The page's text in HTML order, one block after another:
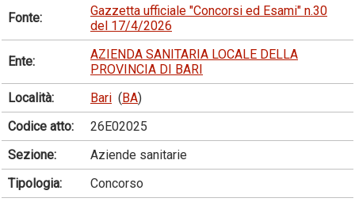
Fonte:
Gazzetta ufficiale "Concorsi ed Esami" n.30
del 17/4/2026
Ente:
AZIENDA SANITARIA LOCALE DELLA
PROVINCIA DI BARI
Località:
Bari (BA)
Codice atto:
26E02025
Sezione:
Aziende sanitarie
Tipologia:
Concorso